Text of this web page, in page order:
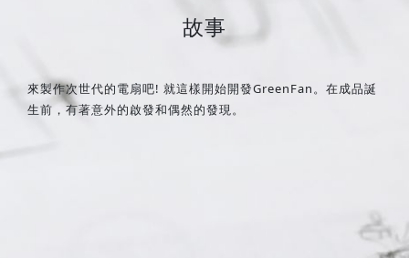
故事
來製作次世代的電扇吧! 就這樣開始開發GreenFan。在成品誕
生前，有著意外的啟發和偶然的發現。